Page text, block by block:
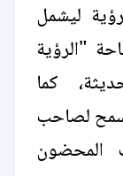
ليشمل
"الرؤية
كما
لصاحب
المحضون